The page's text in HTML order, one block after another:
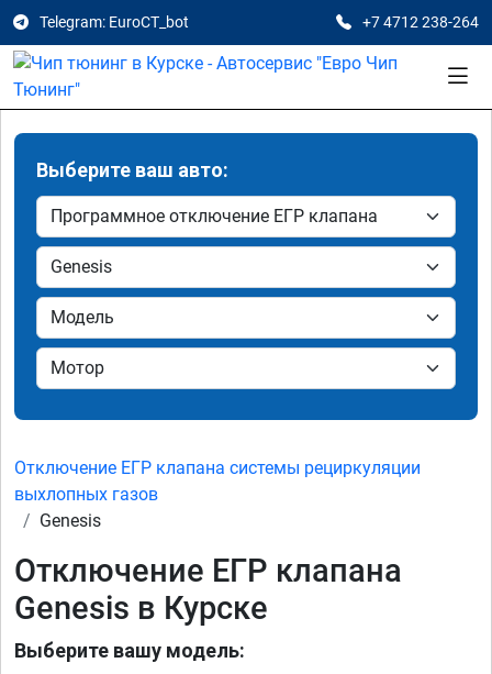
Telegram: EuroCT_bot +7 4712 238-264
Выберите ваш авто:
Отключение ЕГР клапана системы рециркуляции
выхлопных газов
Genesis
Отключение ЕГР клапана
Genesis в Курске
Выберите вашу модель: